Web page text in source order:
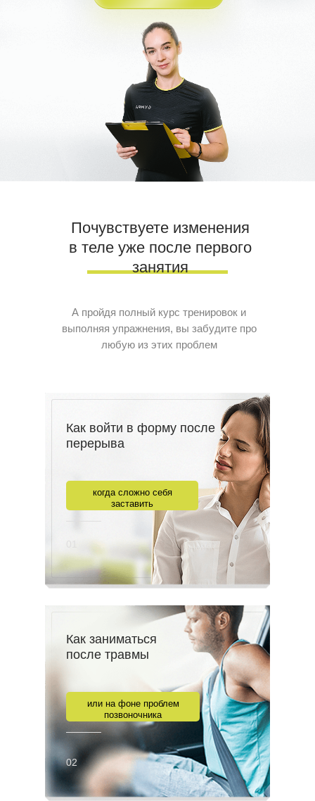
Почувствуете изменения
в теле уже после первого
занятия
А пройдя полный курс тренировок и
выполняя упражнения, вы забудите про
любую из этих проблем
Как войти в форму после
перерыва
когда сложно себя
заставить
Как заниматься
после травмы
или на фоне проблем
позвоночника
02